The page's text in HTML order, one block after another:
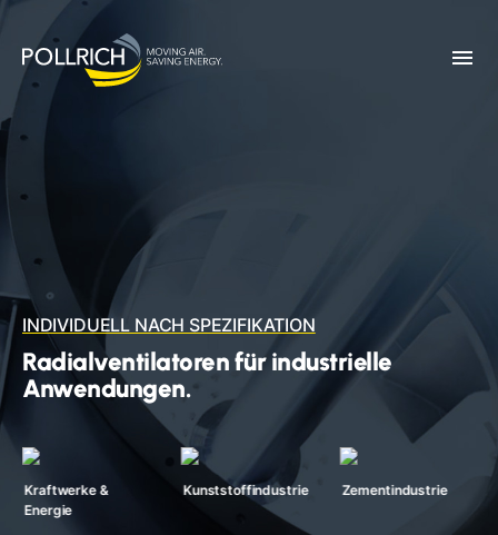
menu
INDIVIDUELL NACH SPEZIFIKATION
Radialventilatoren für industrielle
Anwendungen.
Kunststoffindustrie Zementindustrie Chemische Industrie